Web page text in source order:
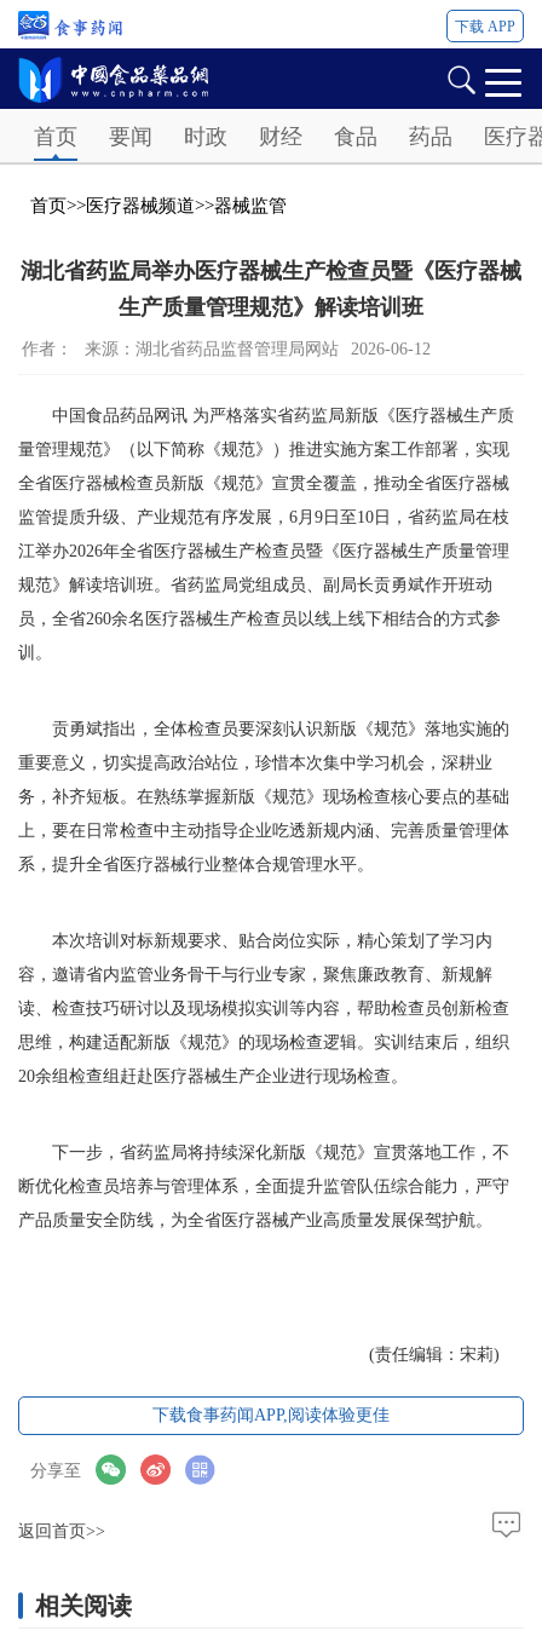
下载 APP
首页 要闻 时政 财经 食品 药品 医疗
首页>>医疗器械频道>>器械监管
湖北省药监局举办医疗器械生产检查员暨《医疗器械
生产质量管理规范》解读培训班
作者： 来源：湖北省药品监督管理局网站 2026-06-12
中国食品药品网讯 为严格落实省药监局新版《医疗器械生产质
量管理规范》（以下简称《规范》）推进实施方案工作部署，实现
全省医疗器械检查员新版《规范》宣贯全覆盖，推动全省医疗器械
监管提质升级、产业规范有序发展，6月9日至10日，省药监局在枝
江举办2026年全省医疗器械生产检查员暨《医疗器械生产质量管理
规范》解读培训班。省药监局党组成员、副局长贡勇斌作开班动
员，全省260余名医疗器械生产检查员以线上线下相结合的方式参
训。
贡勇斌指出，全体检查员要深刻认识新版《规范》落地实施的
重要意义，切实提高政治站位，珍惜本次集中学习机会，深耕业
务，补齐短板。在熟练掌握新版《规范》现场检查核心要点的基础
上，要在日常检查中主动指导企业吃透新规内涵、完善质量管理体
系，提升全省医疗器械行业整体合规管理水平。
本次培训对标新规要求、贴合岗位实际，精心策划了学习内
容，邀请省内监管业务骨干与行业专家，聚焦廉政教育、新规解
读、检查技巧研讨以及现场模拟实训等内容，帮助检查员创新检查
思维，构建适配新版《规范》的现场检查逻辑。实训结束后，组织
20余组检查组赶赴医疗器械生产企业进行现场检查。
下一步，省药监局将持续深化新版《规范》宣贯落地工作，不
断优化检查员培养与管理体系，全面提升监管队伍综合能力，严守
产品质量安全防线，为全省医疗器械产业高质量发展保驾护航。
(责任编辑：宋莉)
下载食事药闻APP,阅读体验更佳
分享至
返回首页>>
相关阅读